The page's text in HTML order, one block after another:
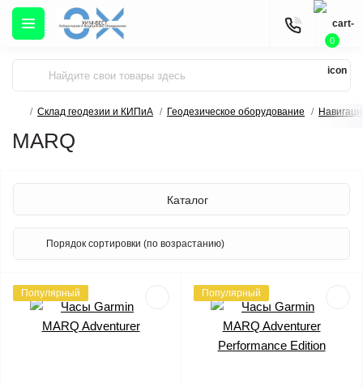
0
Склад геодезии и КИПиА Геодезическое оборудование
MARQ
Каталог
Популярный Популярный